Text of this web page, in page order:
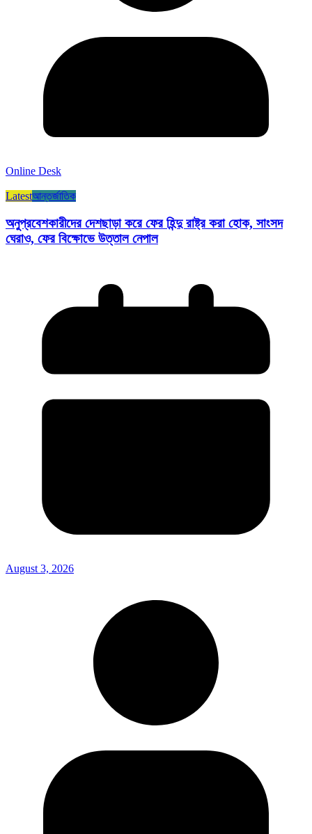
Online Desk
Latestআন্তর্জাতিক
অনুপ্রবেশকারীদের দেশছাড়া করে ফের হিন্দু রাষ্ট্র করা হোক, সাংসদ
ঘেরাও, ফের বিক্ষোভে উত্তাল নেপাল
August 3, 2026